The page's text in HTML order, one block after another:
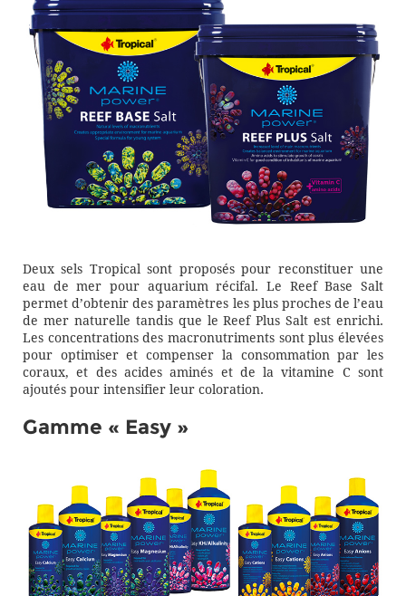
Deux sels Tropical sont proposés pour reconstituer une
eau de mer pour aquarium récifal. Le Reef Base Salt
permet d’obtenir des paramètres les plus proches de l’eau
de mer naturelle tandis que le Reef Plus Salt est enrichi.
Les concentrations des macronutriments sont plus élevées
pour optimiser et compenser la consommation par les
coraux, et des acides aminés et de la vitamine C sont
ajoutés pour intensifier leur coloration.
Gamme « Easy »